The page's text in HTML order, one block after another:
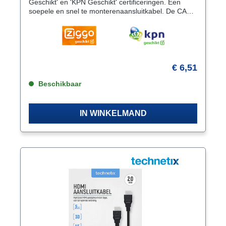
Geschikt' en 'KPN Geschikt' certificeringen. Een
soepele en snel te monterenaansluitkabel. De CAT6
is geschikt voor 10/100/100/10000 Mbit
verbindingen. Specificaties Connectie A RJ45 (8/8)
€ 6,51
Beschikbaar
IN WINKELMAND